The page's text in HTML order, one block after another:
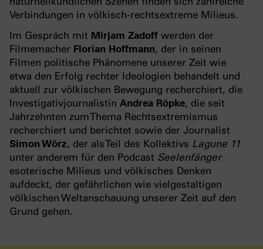
Verbindungen in völkisch-rechtsextreme Milieus.
Im Gespräch mit Mirjam Zadoff werden der
Filmemacher Florian Hoffmann, der in seinen
Filmen politische Phänomene unserer Zeit wie
etwa den Erfolg rechter Ideologien behandelt und
aktuell zur völkischen Bewegung recherchiert, die
Investigativjournalistin Andrea Röpke, die seit
Jahrzehnten zum Thema Rechtsextremismus
recherchiert und berichtet sowie der Journalist
Simon Wörz, der als Teil des Kollektivs Lagune 11
unter anderem für den Podcast Seelenfänger
esoterische Milieus und völkisches Denken
aufdeckt, der gefährlichen wie vielgestaltigen
völkischen Weltanschauung unserer Zeit auf den
Grund gehen.